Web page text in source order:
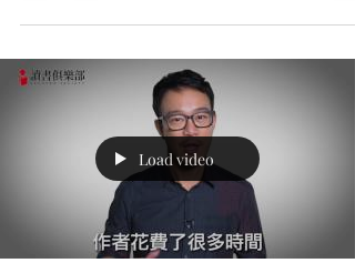
Load video